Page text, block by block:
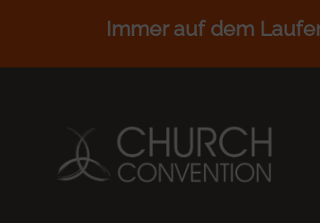
Immer auf dem